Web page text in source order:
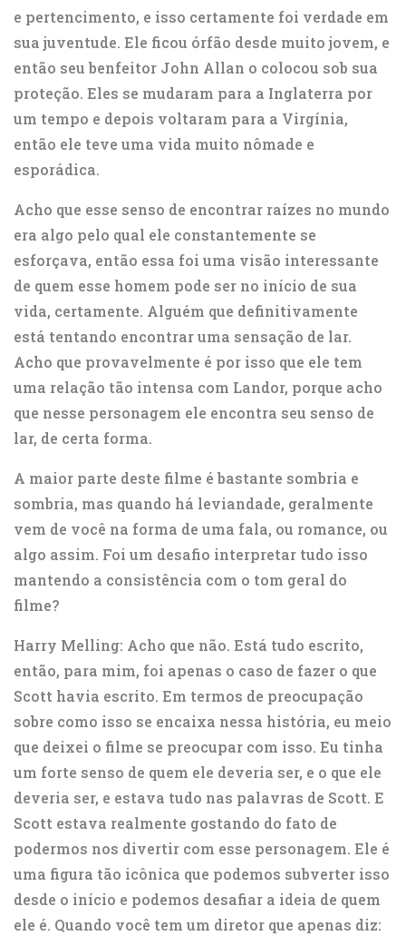
e pertencimento, e isso certamente foi verdade em
sua juventude. Ele ficou órfão desde muito jovem, e
então seu benfeitor John Allan o colocou sob sua
proteção. Eles se mudaram para a Inglaterra por
um tempo e depois voltaram para a Virgínia,
então ele teve uma vida muito nômade e
esporádica.
Acho que esse senso de encontrar raízes no mundo
era algo pelo qual ele constantemente se
esforçava, então essa foi uma visão interessante
de quem esse homem pode ser no início de sua
vida, certamente. Alguém que definitivamente
está tentando encontrar uma sensação de lar.
Acho que provavelmente é por isso que ele tem
uma relação tão intensa com Landor, porque acho
que nesse personagem ele encontra seu senso de
lar, de certa forma.
A maior parte deste filme é bastante sombria e
sombria, mas quando há leviandade, geralmente
vem de você na forma de uma fala, ou romance, ou
algo assim. Foi um desafio interpretar tudo isso
mantendo a consistência com o tom geral do
filme?
Harry Melling: Acho que não. Está tudo escrito,
então, para mim, foi apenas o caso de fazer o que
Scott havia escrito. Em termos de preocupação
sobre como isso se encaixa nessa história, eu meio
que deixei o filme se preocupar com isso. Eu tinha
um forte senso de quem ele deveria ser, e o que ele
deveria ser, e estava tudo nas palavras de Scott. E
Scott estava realmente gostando do fato de
podermos nos divertir com esse personagem. Ele é
uma figura tão icônica que podemos subverter isso
desde o início e podemos desafiar a ideia de quem
ele é. Quando você tem um diretor que apenas diz: